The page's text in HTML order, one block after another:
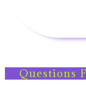
Questions